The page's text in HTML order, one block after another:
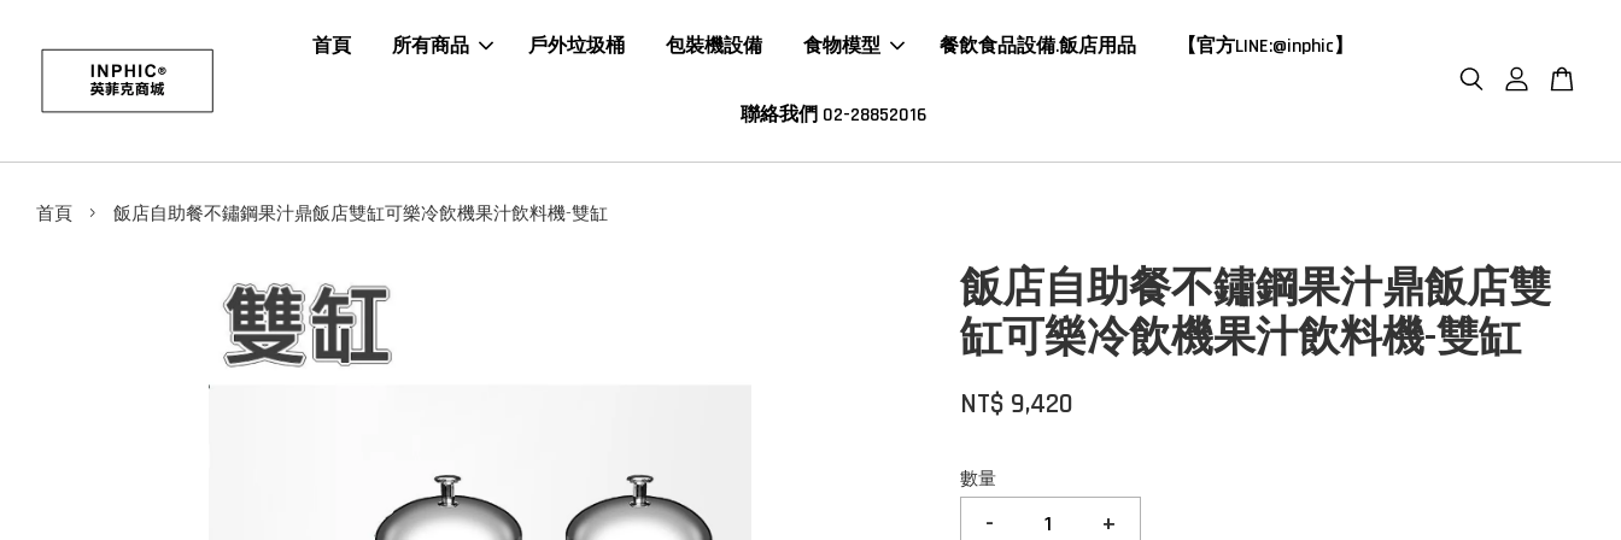
首頁 所有商品 戶外垃圾桶 包裝機設備 食物模型 餐飲食品設備.飯店用品 【官方LINE:@inphic】
聯絡我們 02-28852016
首頁 › 飯店自助餐不鏽鋼果汁鼎飯店雙缸可樂冷飲機果汁飲料機-雙缸
飯店自助餐不鏽鋼果汁鼎飯店雙
缸可樂冷飲機果汁飲料機-雙缸
NT$ 9,420
數量
- +